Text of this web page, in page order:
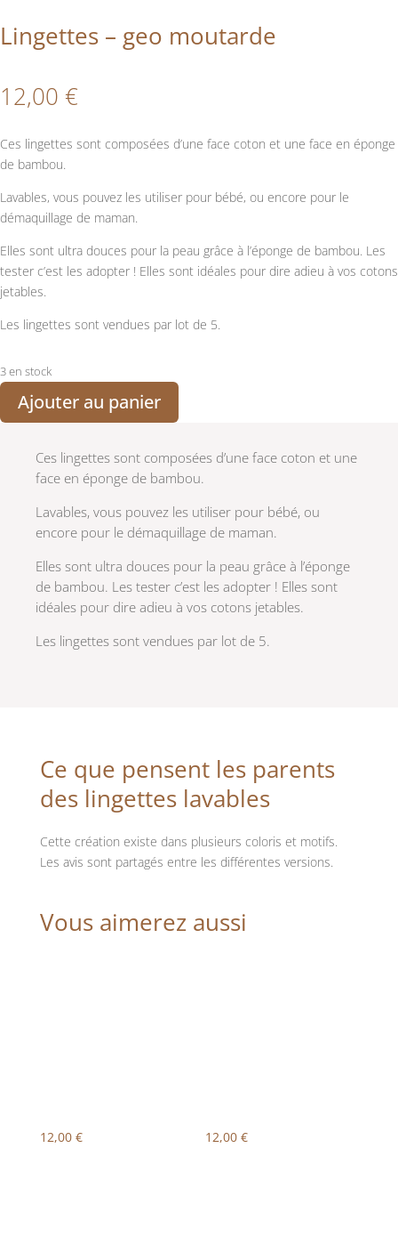
Lingettes – geo moutarde
12,00 €
Ces lingettes sont composées d’une face coton et une face en éponge
de bambou.
Lavables, vous pouvez les utiliser pour bébé, ou encore pour le
démaquillage de maman.
Elles sont ultra douces pour la peau grâce à l’éponge de bambou. Les
tester c’est les adopter ! Elles sont idéales pour dire adieu à vos cotons
jetables.
Les lingettes sont vendues par lot de 5.
3 en stock
Ajouter au panier
Ces lingettes sont composées d’une face coton et une
face en éponge de bambou.
Lavables, vous pouvez les utiliser pour bébé, ou
encore pour le démaquillage de maman.
Elles sont ultra douces pour la peau grâce à l’éponge
de bambou. Les tester c’est les adopter ! Elles sont
idéales pour dire adieu à vos cotons jetables.
Les lingettes sont vendues par lot de 5.
Ce que pensent les parents
des lingettes lavables
Cette création existe dans plusieurs coloris et motifs.
Les avis sont partagés entre les différentes versions.
Vous aimerez aussi
12,00 € 12,00€